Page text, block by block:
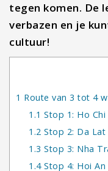
tegen komen. De
verbazen en je
cultuur!
1 Route van 3 tot 4
1.1 Stop 1: Ho
1.2 Stop 2: Da
1.3 Stop 3: Nha
1.4Stop 4: Hoi An